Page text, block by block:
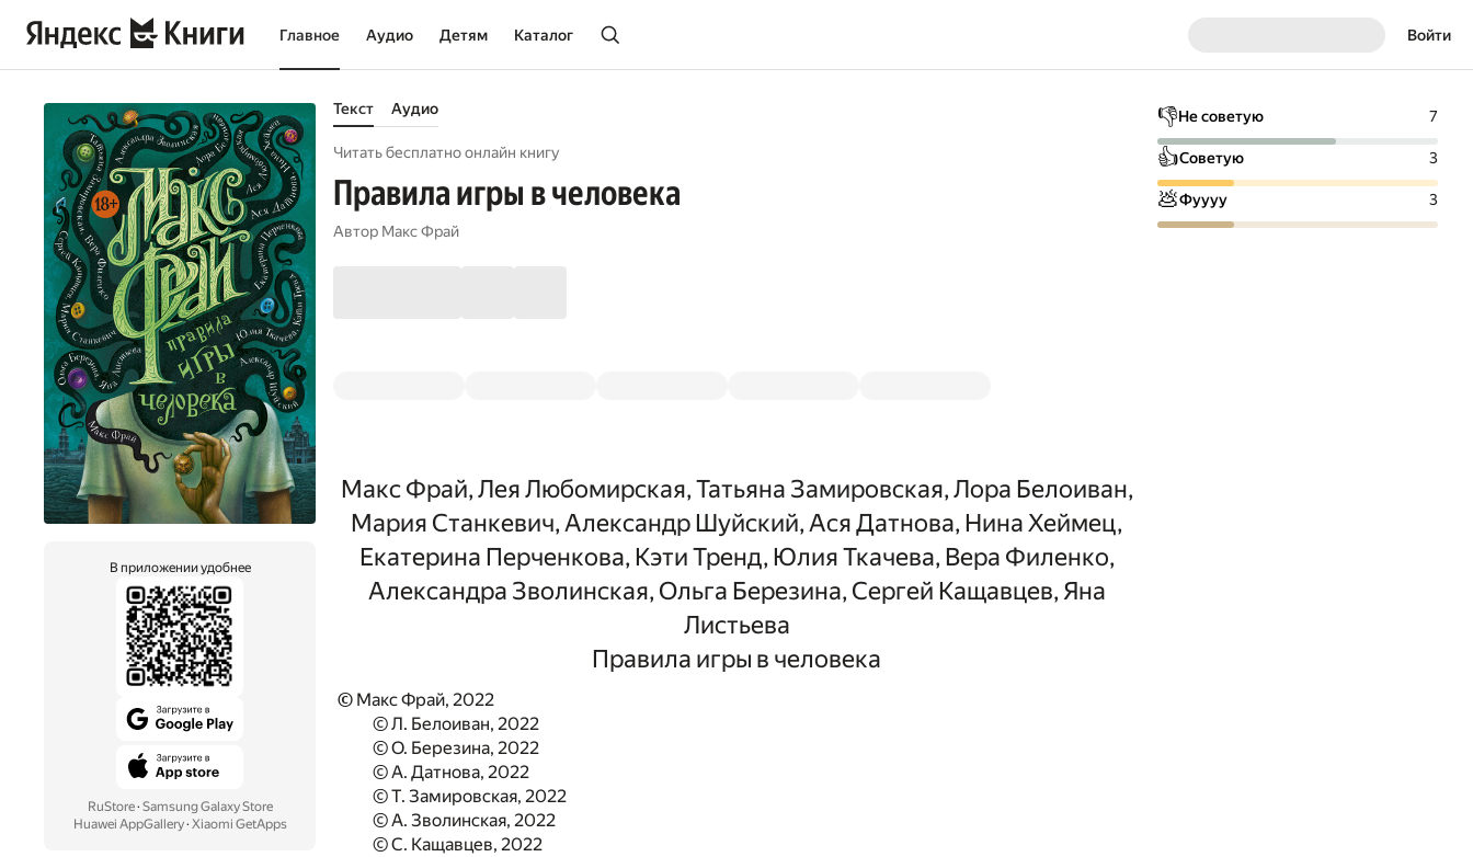
Главное Аудио Детям Каталог Войти
В приложении удобнее
RuStore· Samsung Galaxy Store
Huawei AppGallery· Xiaomi GetApps
Текст Аудио
Читать бесплатно онлайн книгу
Правила игры в человека
Автор Макс Фрай
Макс Фрай, Лея Любомирская, Татьяна Замировская, Лора Белоиван,
Мария Станкевич, Александр Шуйский, Ася Датнова, Нина Хеймец,
Екатерина Перченкова, Кэти Тренд, Юлия Ткачева, Вера Филенко,
Александра Зволинская, Ольга Березина, Сергей Кащавцев, Яна
Листьева
Правила игры в человека
© Макс Фрай, 2022
© Л. Белоиван, 2022
© О. Березина, 2022
© А. Датнова, 2022
© Т. Замировская, 2022
© А. Зволинская, 2022
© С. Кащавцев, 2022
👎Не советую 7
👍Советую 3
💩Фуууу 3